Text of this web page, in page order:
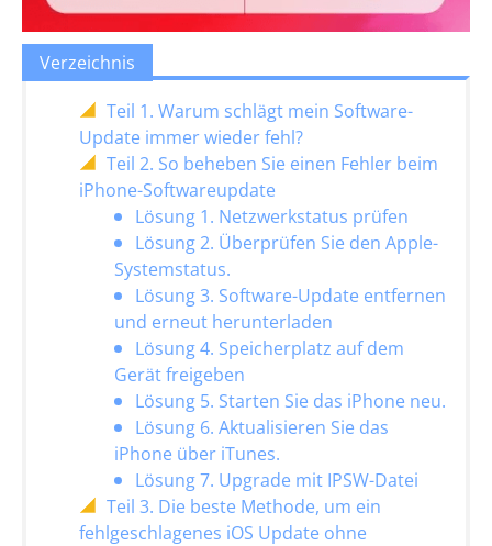
Verzeichnis
Teil 1. Warum schlägt mein Software-
Update immer wieder fehl?
Teil 2. So beheben Sie einen Fehler beim
iPhone-Softwareupdate
Lösung 1. Netzwerkstatus prüfen
Lösung 2. Überprüfen Sie den Apple-
Systemstatus.
Lösung 3. Software-Update entfernen
und erneut herunterladen
Lösung 4. Speicherplatz auf dem
Gerät freigeben
Lösung 5. Starten Sie das iPhone neu.
Lösung 6. Aktualisieren Sie das
iPhone über iTunes.
Lösung 7. Upgrade mit IPSW-Datei
Teil 3. Die beste Methode, um ein
fehlgeschlagenes iOS Update ohne